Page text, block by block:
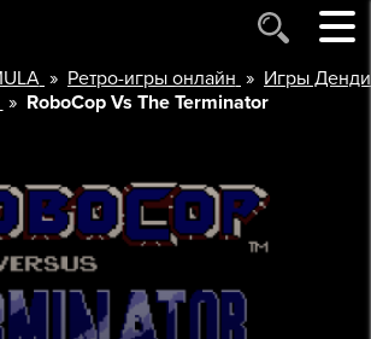
» Ретро-игры онлайн » Игры Денди
» RoboCop Vs The Terminator